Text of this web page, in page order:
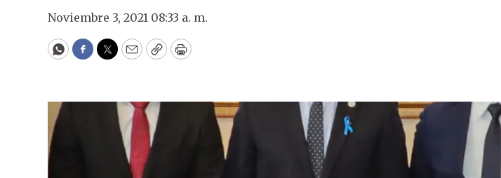
Noviembre 3, 2021 08:33 a. m.
WhatsApp
Facebook
Twitter
EmailCopyPrint